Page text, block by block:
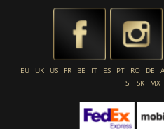
EU UK US FR BE IT ES PT RO DE
SI
SK MX